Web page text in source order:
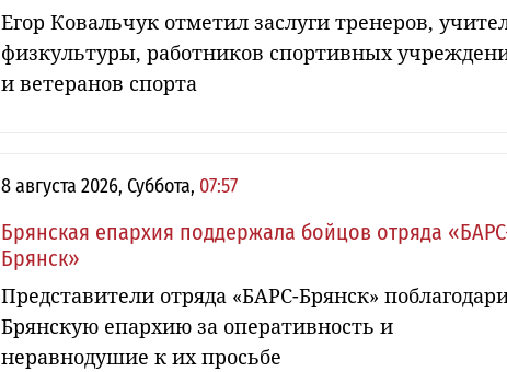
Егор Ковальчук отметил заслуги тренеров,
физкультуры, работников спортивных
и ветеранов спорта
8 августа 2026, Суббота, 07:57
Брянская епархия поддержала бойцов отряда
Брянск»
Представители отряда «БАРС-Брянск»
Брянскую епархию за оперативность и
неравнодушие к их просьбе